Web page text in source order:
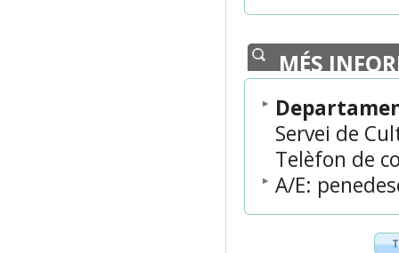
MÉS
Servei de
Telèfon de
A/E: